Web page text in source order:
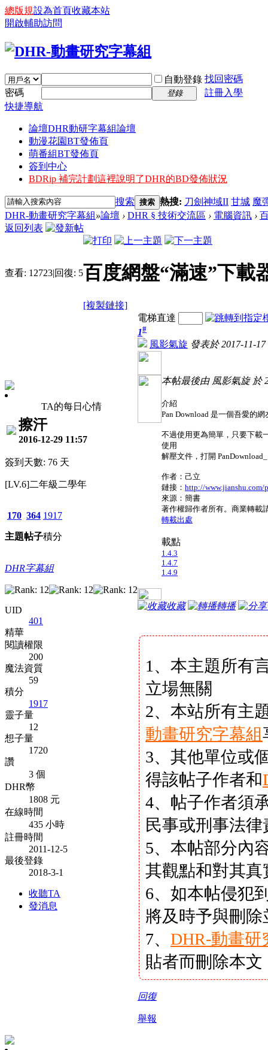
總版規設為首頁收藏本站
開啟輔助訪問
自動登錄 找回密碼
密碼
登錄
註冊入學
快捷導航
論壇DHR動研字幕組論壇
動漫花園BT發佈頁
萌番組BT發佈頁
簽到中心
BDRip 補完計劃這裡說明了DHR的BD發佈狀況
搜索 搜索 熱搜: 刀劍神域II 甘城 魔
DHR-動畫研究字幕組»論壇 › DHR § 技術交流區 › 電腦資訊 ›
返回列表
查看: 12723|回復: 5百度網盤“滿速”下載
[複製鏈接]
TA的每日心情
擦汗
2016-12-29 11:57
簽到天數: 76 天
[LV.6]二年級二學年
170
主題
364
帖子
1917
積分
DHR字幕組
UID
401
精華
閱讀權限
200
魔法資質
59
積分
1917
靈子量
12
想子量
1720
讚
3 個
DHR幣
1808 元
在線時間
435 小時
註冊時間
2011-12-5
最後登錄
2018-3-1
收聽TA
發消息
電梯直達
1#
風影氣旋 發表於 2017-11-
本帖最後由 風影氣旋 於
介紹
Pan Download 是一個吾愛的
不過使用更為簡單，只要下載
使用
解壓文件，打開
作者：己立
鏈接： http://www.jianshu.com/
來源：簡書
著作權歸作者所有。商業轉載
轉載出處
載點
1.4.3
1.4.7
1.4.9
收藏 轉播
1、本主題所有
立場無關
2、本站所有主
動畫研究字幕組
3、其他單位或
得該帖子作者和
4、帖子作者須
民事或刑事法律
5、本帖部分內
其觀點和對其真
6、如本帖侵犯
將及時予與刪
7、 DHR-動畫研
貼者而刪除本文
回復
舉報